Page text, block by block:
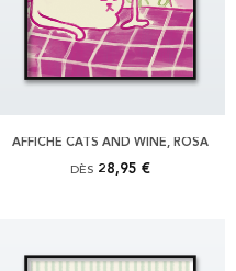
AFFICHE CATS AND WINE, ROSA
DÈS 28,95 €